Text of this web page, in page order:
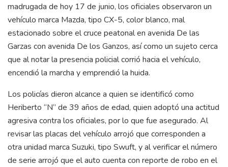
madrugada de hoy 17 de junio, los oficiales observaron un
vehículo marca Mazda, tipo CX-5, color blanco, mal
estacionado sobre el cruce peatonal en avenida De las
Garzas con avenida De los Ganzos, así como un sujeto cerca
que al notar la presencia policial corrió hacia el vehículo,
encendió la marcha y emprendió la huida.
Los policías dieron alcance a quien se identificó como
Heriberto “N” de 39 años de edad, quien adoptó una actitud
agresiva contra los oficiales, por lo que fue asegurado. Al
revisar las placas del vehículo arrojó que corresponden a
otra unidad marca Suzuki, tipo Swuft, y al verificar el número
de serie arrojó que el auto cuenta con reporte de robo en el